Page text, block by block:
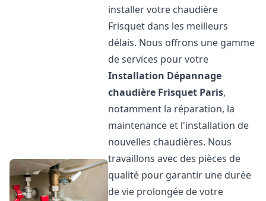
installer votre chaudière
Frisquet dans les meilleurs
délais. Nous offrons une gamme
de services pour votre
Installation Dépannage
chaudière Frisquet Paris,
notamment la réparation, la
maintenance et l'installation de
nouvelles chaudières. Nous
travaillons avec des pièces de
qualité pour garantir une durée
de vie prolongée de votre